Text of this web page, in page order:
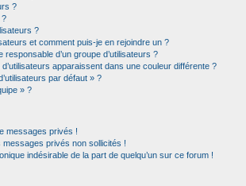
?
?
?
et comment puis-je en rejoindre un ?
d’un groupe d’utilisateurs ?
apparaissent dans une couleur différente ?
par défaut » ?
» ?
messages privés !
privés non sollicités !
indésirable de la part de quelqu’un sur ce forum !